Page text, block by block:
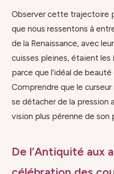
Observer cette trajectoire
que nous ressentons à
de la Renaissance, avec
cuisses pleines, étaient les
parce que l’idéal de
Comprendre que le
se détacher de la pression
vision plus pérenne de son
De l’Antiquité aux